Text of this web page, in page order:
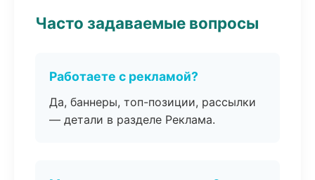
Часто задаваемые вопросы
Работаете с рекламой?
Да, баннеры, топ-позиции, рассылки
— детали в разделе Реклама.